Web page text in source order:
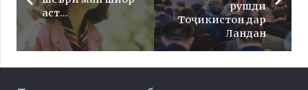
аст…
рушди
Тоҷикистон дар
Ландан